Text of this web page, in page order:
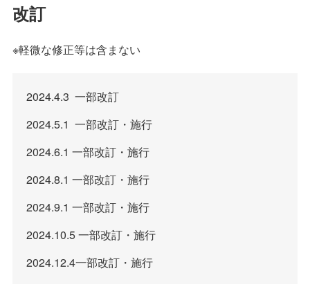
改訂
※軽微な修正等は含まない
2024.4.3 一部改訂
2024.5.1 一部改訂・施行
2024.6.1 一部改訂・施行
2024.8.1 一部改訂・施行
2024.9.1 一部改訂・施行
2024.10.5 一部改訂・施行
2024.12.4一部改訂・施行